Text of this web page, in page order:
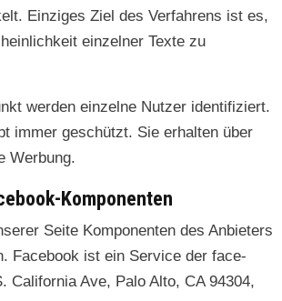
Einziges Ziel des Ver­fahrens ist es,
einzel­ner Texte zu
wer­den einzelne Nutzer iden­ti­fiziert.
immer geschützt. Sie erhal­ten über
Werbung.
Komponenten
Seite Kom­po­nen­ten des Anbi­eters
Face­book ist ein Ser­vice der face­
Cal­i­for­nia Ave, Palo Alto, CA 94304,